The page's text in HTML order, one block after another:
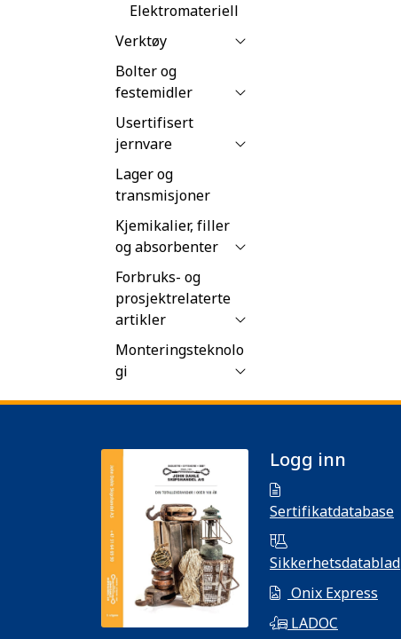
Elektromateriell
Verktøy
Bolter og
festemidler
Usertifisert
jernvare
Lager og
transmisjoner
Kjemikalier, filler
og absorbenter
Forbruks- og
prosjektrelaterte
artikler
Monteringsteknolo
gi
Logg inn
Sertifikatdatabase
Sikkerhetsdatablad
Onix Express
LADOC